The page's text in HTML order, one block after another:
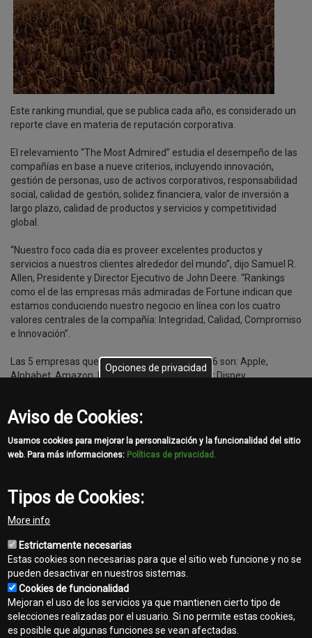
Este ranking mundial, que se publica cada año, es considerado un
reporte clave en materia de reputación corporativa.
El relevamiento “The Most Admired” estudia el desempeño de las
compañías en base a nueve criterios, incluyendo innovación,
gestión de personas, uso de activos corporativos, responsabilidad
social, calidad de gestión, solidez financiera, valor de inversión a
largo plazo, calidad de productos y servicios y competitividad
global.
“Nuestro foco cada día es proveer excelentes productos y
servicios a nuestros clientes alrededor del mundo”, dijo Samuel R.
Allen, Presidente y Director Ejecutivo de John Deere. “Rankings
como el de las empresas más admiradas de Fortune indican que
estamos conduciendo nuestro negocio en línea con los cuatro
valores centrales de la compañía: Integridad, Calidad, Compromiso
e Innovación”.
Las 5 empresas que encabezan la lista de 2016 son: Apple,
Alphabet, Amazon, Berkshire Hathaway y Walt Disney.
ocupa el lugar número 46.
Share
Opciones de privacidad
Aviso de Cookies:
Usamos cookies para mejorar la personalización y la funcionalidad del sitio
web. Para más informaciones: Políticas de privacidad.
Tipos de Cookies:
More info
Estrictamente necesarias
Estas cookies son necesarias para que el sitio web funcione y no se
pueden desactivar en nuestros sistemas.
Cookies de funcionalidad
Mejoran el uso de los servicios ya que mantienen cierto tipo de
selecciones realizadas por el usuario. Si no permite estas cookies,
es posible que algunas funciones se vean afectadas.